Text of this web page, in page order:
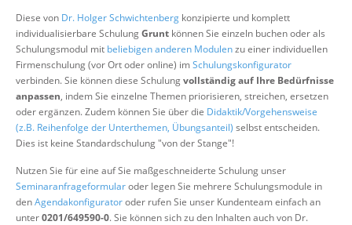
Suche
Diese von Dr. Holger Schwichtenberg konzipierte und komplett
individualisierbare SchulungGrunt können Sie einzeln buchen oder als
Schulungsmodul mit beliebigen anderen Modulenzu einer individuellen
Firmenschulung (vor Ort oder online) imSchulungskonfigurator
verbinden. Sie können diese Schulungvollständig auf Ihre Bedürfnisse
anpassen, indem Sie einzelne Themen priorisieren, streichen, ersetzen
oder ergänzen. Zudem können Sie über die Didaktik/Vorgehensweise
(z.B. Reihenfolge der Unterthemen, Übungsanteil) selbst entscheiden.
Dies ist keine Standardschulung "von der Stange"!
Nutzen Sie für eine auf Sie maßgeschneiderte Schulung unser
Seminaranfrageformularoder legen Sie mehrere Schulungsmodule in
denAgendakonfiguratoroder rufen Sie unser Kundenteam einfach an
unter0201/649590-0. Sie können sich zu den Inhalten auch von Dr.